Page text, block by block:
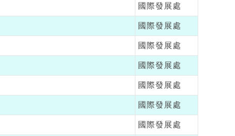
國際發展處
國際發展處
國際發展處
國際發展處
國際發展處
國際發展處
國際發展處